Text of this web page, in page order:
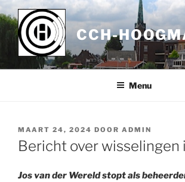
naar
de
inhoud
CCH-
Menu
GEPLAATST
OP
MAART 24, 2024 DOOR ADMIN
Bericht over wisselingen
Jos van der Wereld stopt als